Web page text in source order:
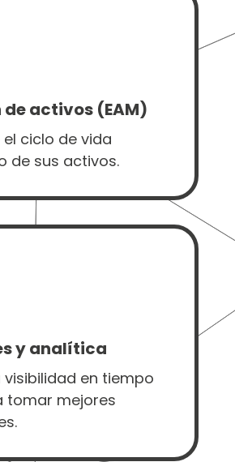
de activos (EAM)
ciclo de vida
de sus activos.
y analítica
visibilidad en tiempo
tomar mejores